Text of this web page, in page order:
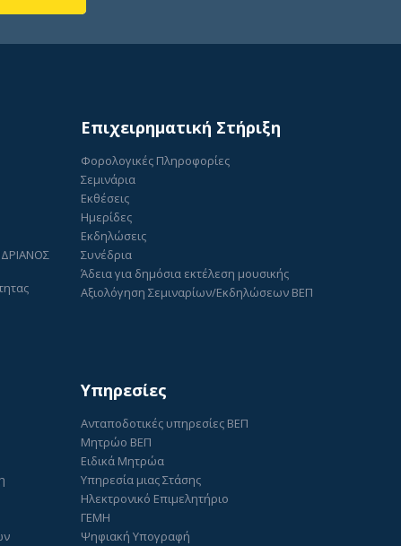
Επιχειρηματική Στήριξη
Φορολογικές Πληροφορίες
Σεμινάρια
Εκθέσεις
Ημερίδες
Εκδηλώσεις
Συνέδρια
Άδεια για δημόσια εκτέλεση μουσικής
Αξιολόγηση Σεμιναρίων/Εκδηλώσεων ΒΕΠ
Υπηρεσίες
Ανταποδοτικές υπηρεσίες ΒΕΠ
Μητρώο ΒΕΠ
Ειδικά Μητρώα
Υπηρεσία μιας Στάσης
Ηλεκτρονικό Επιμελητήριο
ΓΕΜΗ
Ψηφιακή Υπογραφή